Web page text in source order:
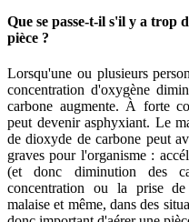
Que se passe-t-il s'il y a trop
pièce ?
Lorsqu'une ou plusieurs
concentration d'oxygène
carbone augmente. À forte
peut devenir asphyxiant. Le
de dioxyde de carbone peut
graves pour l'organisme :
(et donc diminution des
concentration ou la prise de
malaise et même, dans des